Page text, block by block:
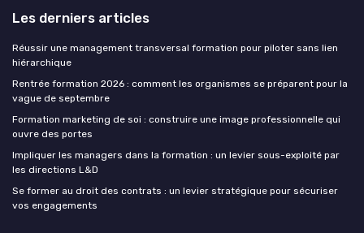
Les derniers articles
Réussir une management transversal formation pour piloter sans lien
hiérarchique
Rentrée formation 2026 : comment les organismes se préparent pour la
vague de septembre
Formation marketing de soi : construire une image professionnelle qui
ouvre des portes
Impliquer les managers dans la formation : un levier sous-exploité par
les directions L&D
Se former au droit des contrats : un levier stratégique pour sécuriser
vos engagements